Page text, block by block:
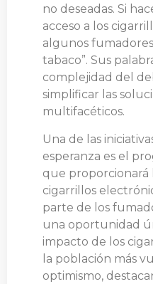
no deseadas. Si
acceso a los
algunos
tabaco”. Sus
complejidad del
simplificar las
multifacéticos.
Una de las
esperanza es el
que proporcionará
cigarrillos
parte de los
una oportunidad
impacto de los
la población más
optimismo,